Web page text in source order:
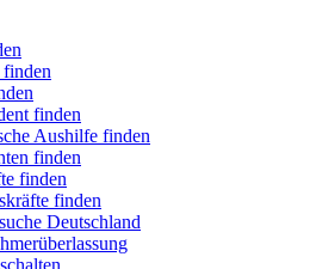
finden
finden
Aushilfe finden
finden
finden
finden
Deutschland